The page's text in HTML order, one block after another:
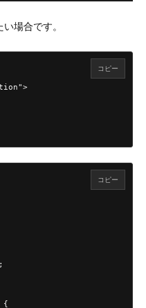
場合です。
コピー
{
コピー